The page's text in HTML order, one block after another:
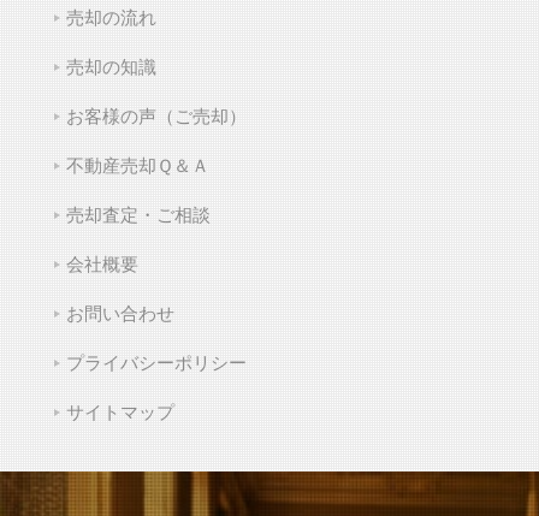
売却の流れ
売却の知識
お客様の声（ご売却）
不動産売却Ｑ＆Ａ
売却査定・ご相談
会社概要
お問い合わせ
プライバシーポリシー
サイトマップ